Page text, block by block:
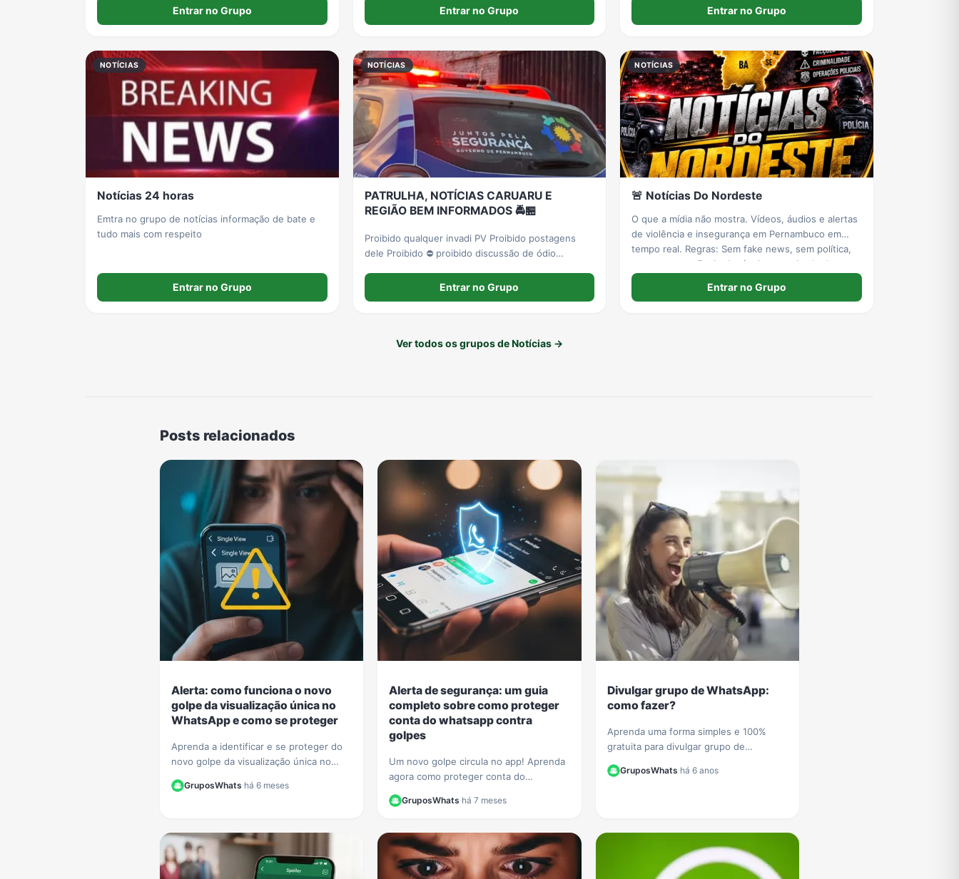
Entrar no Grupo Entrar no Grupo
encontrará conteúdos sobre: ✅ Aposentadorias; ✅
Auxílios do INSS; ✅ Benefícios previdenciários; ✅
Entrar no Grupo
NOTÍCIAS
Notícias 24 horas
Emtra no grupo de notícias informação de bate e
tudo mais com respeito
Entrar no Grupo
NOTÍCIAS
PATRULHA, NOTÍCIAS CARUARU E
REGIÃO BEM INFORMADOS 🚔🏪
Proibido qualquer invadi PV Proibido postagens
dele Proibido ⛔ proibido discussão de ódio
Entrar no Grupo
NOTÍCIAS
🚨 Notícias Do Nordeste
O que a mídia não mostra. Vídeos, áudios e alertas
de violência e insegurança em Pernambuco em
tempo real. Regras: Sem fake news, sem política,
sem corrente. Envie denúncias no privado dos
ADM.
Entrar no Grupo
Ver todos os grupos de Notícias →
Posts relacionados
Alerta: como funciona o novo
golpe da visualização única no
WhatsApp e como se proteger
Aprenda a identificar e se proteger do
novo golpe da visualização única no
para extorquir vítimas. Saiba como agir.
GruposWhats·há 6 meses
Alerta de segurança: um guia
completo sobre como proteger
conta do whatsapp contra
golpes
Um novo golpe circula no app! Aprenda
agora como proteger conta do
seus dados e contatos sejam roubados.
GruposWhats·há 7 meses
Divulgar grupo de WhatsApp:
como fazer?
Aprenda uma forma simples e 100%
gratuita para divulgar grupo de
membros e participantes no seu grupo
GruposWhats·há 6 anos